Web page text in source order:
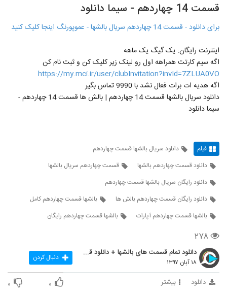
قسمت 14 چهاردهم - سیما دانلود
برای دانلود - قسمت 14 چهاردهم سریال بالشها - عموپورنگ اینجا کلیک کنید
اینترنت رایگان: یک گیگ یک ماهه
اگه سیم کارتت همراهه اول رو لینک زیر کلیک کن و ثبت نام کن
https://my.mci.ir/user/clubInvitation?invId=7ZLUA0VO
اگه هدیه ات برات فعال نشد با 9990 تماس بگیر
دانلود سریال بالشها قسمت 14 چهاردهم | بالش ها قسمت 14 چهاردهم -
سیما دانلود
فیلم
دانلود سریال بالشها قسمت چهاردهم
دانلود قسمت چهاردهم بالشها
قسمت چهاردهم سریال بالشها
دانلود رایگان سریال بالشها قسمت چهاردهم
دانلود رایگان قسمت چهاردهم بالش ها
بالشها قسمت چهاردهم کامل
بالشها قسمت چهاردهم آپارات
بالشها قسمت چهاردهم رایگان
۲۷۸
دانلود تمام قسمت های بالشها + دانلود قسمت 14 چهارد
۱۸ آبان ۱۳۹۷ دنبال کردن
دانلود بیشتر ۰ ۰